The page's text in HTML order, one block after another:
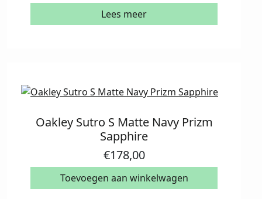
Lees meer
Oakley Sutro S Matte Navy Prizm
Sapphire
€178,00
Toevoegen aan winkelwagen